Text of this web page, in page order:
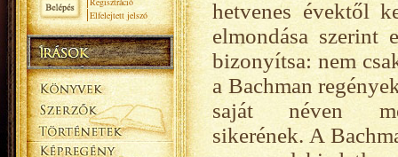
Elfelejtett jelszó
hetvenes évektől
elmondása szerint
bizonyítsa: nem
a Bachman
saját néven
sikerének. A